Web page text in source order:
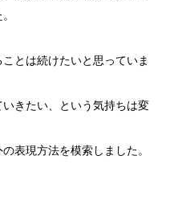
とは続けたいと思っていま
きたい、という気持ちは変
表現方法を模索しました。